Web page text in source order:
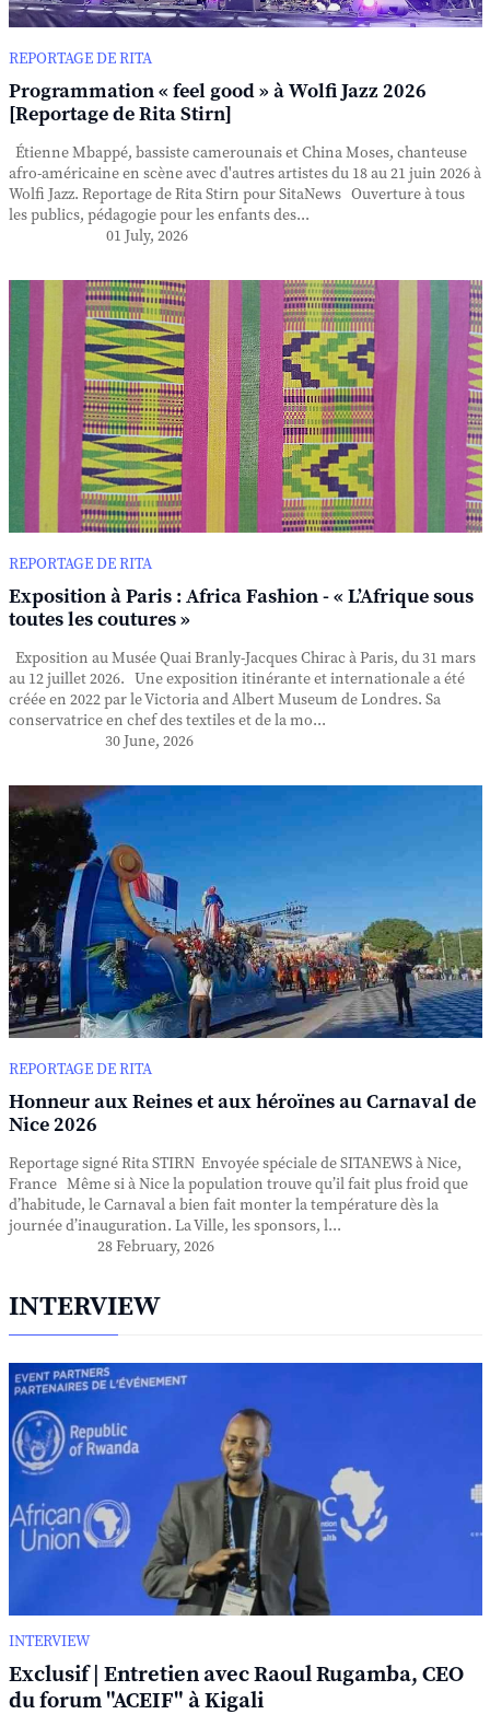
REPORTAGE DE RITA
Programmation « feel good » à Wolfi Jazz 2026
[Reportage de Rita Stirn]
Étienne Mbappé, bassiste camerounais et China Moses, chanteuse
afro-américaine en scène avec d'autres artistes du 18 au 21 juin 2026 à
Wolfi Jazz. Reportage de Rita Stirn pour SitaNews Ouverture à tous
les publics, pédagogie pour les enfants des...
01 July, 2026
REPORTAGE DE RITA
Exposition à Paris : Africa Fashion - « L’Afrique sous
toutes les coutures »
Exposition au Musée Quai Branly-Jacques Chirac à Paris, du 31 mars
au 12 juillet 2026. Une exposition itinérante et internationale a été
créée en 2022 par le Victoria and Albert Museum de Londres. Sa
conservatrice en chef des textiles et de la mo...
30 June, 2026
REPORTAGE DE RITA
Honneur aux Reines et aux héroïnes au Carnaval de
Nice 2026
Reportage signé Rita STIRN Envoyée spéciale de SITANEWS à Nice,
France Même si à Nice la population trouve qu’il fait plus froid que
d’habitude, le Carnaval a bien fait monter la température dès la
journée d’inauguration. La Ville, les sponsors, l...
28 February, 2026
INTERVIEW
INTERVIEW
Exclusif | Entretien avec Raoul Rugamba, CEO
du forum "ACEIF" à Kigali